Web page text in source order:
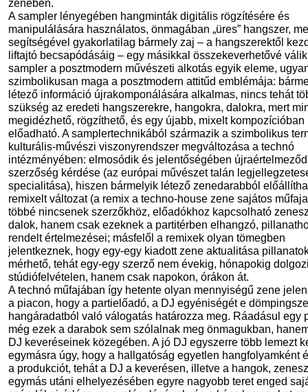
zenében.
A sampler lényegében hangminták digitális rögzítésére és
manipulálására használatos, önmagában „üres” hangszer,
segítségével gyakorlatilag bármely zaj – a hangszerektől
liftajtó becsapódásáig – egy másikkal összekeverhetővé
sampler a posztmodern művészeti alkotás egyik eleme,
szimbolikusan maga a posztmodern attitűd emblémája:
létező információ újrakomponálására alkalmas, nincs tehát
szükség az eredeti hangszerekre, hangokra, dalokra, mert
megidézhető, rögzíthető, és egy újabb, mixelt kompozícióban
előadható. A samplertechnikából származik a szimbolikus
kulturális-művészi viszonyrendszer megváltozása a technó
intézményében: elmosódik és jelentőségében
szerzőség kérdése (az európai művészet talán
specialitása), hiszen bármelyik létező zenedarabból
remixelt változat (a remix a techno-house zene sajátos
többé nincsenek szerzőkhöz, előadókhoz kapcsolható
dalok, hanem csak ezeknek a partitérben elhangzó,
rendelt értelmezései; másfelől a remixek olyan tömegben
jelentkeznek, hogy egy-egy kiadott zene aktualitása
mérhető, tehát egy-egy szerző nem évekig, hónapokig
stúdiófelvételen, hanem csak napokon, órákon át.
A technó műfajában így hetente olyan mennyiségű zene
a piacon, hogy a partielőadó, a DJ egyéniségét e
hangáradatból való válogatás határozza meg. Ráadásul egy
még ezek a darabok sem szólalnak meg önmagukban,
DJ keveréseinek közegében. A jó DJ egyszerre több lemezt
egymásra úgy, hogy a hallgatóság egyetlen hangfolyamként
a produkciót, tehát a DJ a keverésen, illetve a hangok,
egymás utáni elhelyezésében egyre nagyobb teret enged